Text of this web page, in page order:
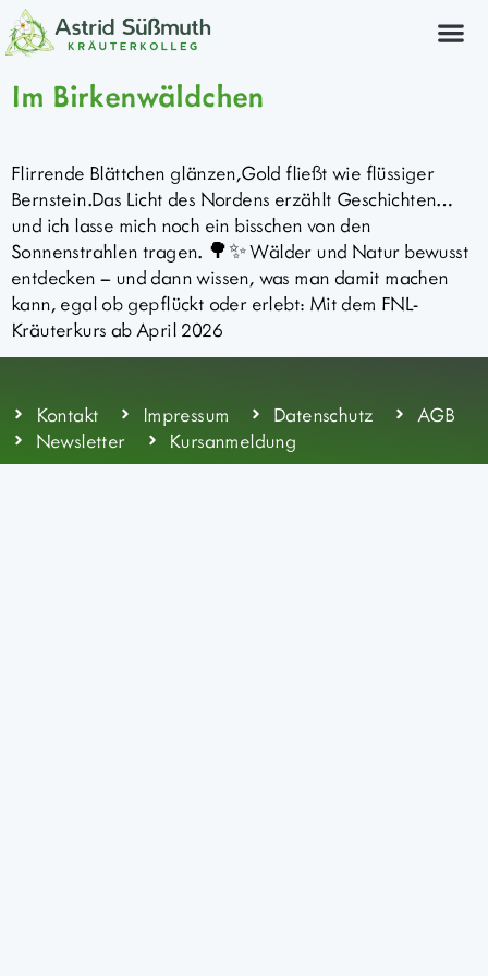
Im Birkenwäldchen
Flirrende Blättchen glänzen,Gold fließt wie flüssiger
Bernstein.Das Licht des Nordens erzählt Geschichten…
und ich lasse mich noch ein bisschen von den
Sonnenstrahlen tragen. 🌳✨ Wälder und Natur bewusst
entdecken – und dann wissen, was man damit machen
kann, egal ob gepflückt oder erlebt: Mit dem FNL-
Kräuterkurs ab April 2026
Kontakt Impressum Datenschutz
AGB
Newsletter
Kursanmeldung